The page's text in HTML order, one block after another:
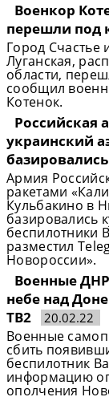
Военкор
перешли под
Город Счастье
Луганская,
области,
сообщил
Котенок.
Российская
украинский
Армия
ракетами
Кульбакино в
базировались
беспилотники
разместил
Новороссии».
Военные
небе над
TB2
20.02.22
Военные
сбить
беспилотник
информацию
ополчения